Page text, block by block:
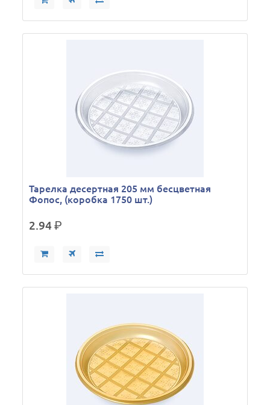
Тарелка десертная 205 мм бесцветная
Фопос, (коробка 1750 шт.)
2.94р.